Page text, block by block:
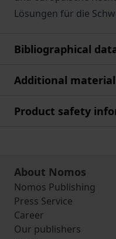
Lösungen für die
Bibliographical
Additional material
Product safety
About Nomos
Nomos Publishing
Press Service
Career
Our publishers